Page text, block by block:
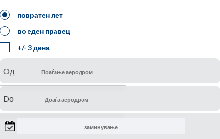
повратен лет
во еден правец
+/- 3 дена
Oд
Dо